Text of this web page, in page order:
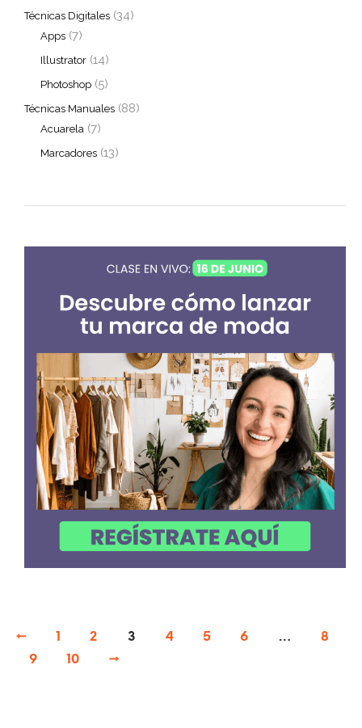
Técnicas Digitales (34)
Apps (7)
Illustrator (14)
Photoshop (5)
Técnicas Manuales (88)
Acuarela (7)
Marcadores (13)
← 1 2 3 4 5 6 …
8
9
10 →